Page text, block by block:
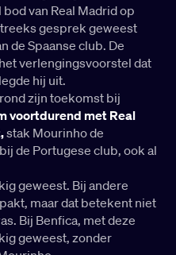
van Real Madrid op
gesprek geweest
de Spaanse club. De
verlengingsvoorstel dat
hij uit.
zijn toekomst bij
voortdurend met Real
stak Mourinho de
de Portugese club, ook al
geweest. Bij andere
maar dat betekent niet
Bij Benfica, met deze
geweest, zonder